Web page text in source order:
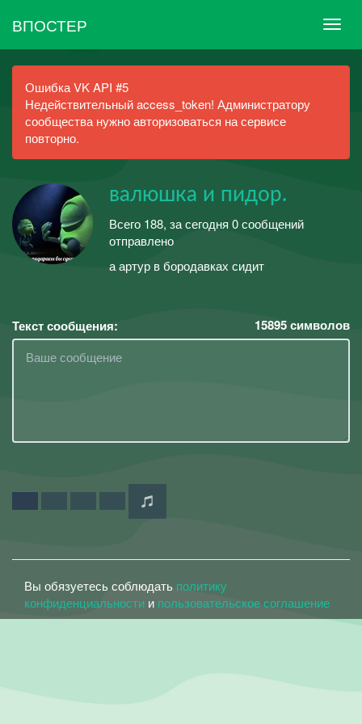
ВПОСТЕР
Ошибка VK API #5
Недействительный access_token! Администратору
сообщества нужно авторизоваться на сервисе
повторно.
валюшка и пидор.
Всего 188, за сегодня 0 сообщений
отправлено
а артур в бородавках сидит
Текст сообщения: 15895символов
Вы обязуетесь соблюдать политику
конфиденциальности и пользовательское соглашение